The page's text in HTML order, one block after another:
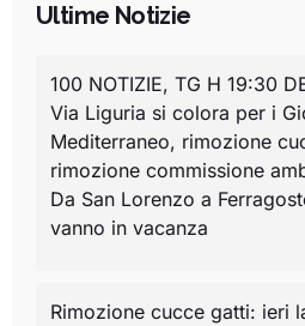
Ultime Notizie
100 NOTIZIE, TG H 19:30
Via Liguria si colora per i
Mediterraneo, rimozione
rimozione commissione
Da San Lorenzo a
vanno in vacanza
Rimozione cucce gatti: ieri